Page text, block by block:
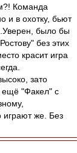
Команда
и в охотку, бьют
было бы
без этих
красит игра
зато
ещё "Факел" с
играют же. Без